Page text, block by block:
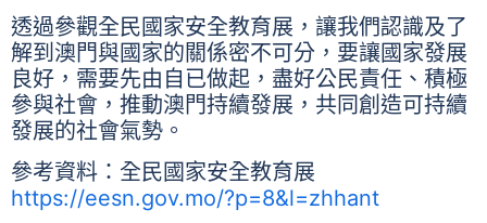
透過參觀全民國家安全教育展，讓我們認識及了
解到澳門與國家的關係密不可分，要讓國家發展
良好，需要先由自已做起，盡好公民責任、積極
參與社會，推動澳門持續發展，共同創造可持續
發展的社會氣勢。
參考資料：全民國家安全教育展
https://eesn.gov.mo/?p=8&l=zhhant